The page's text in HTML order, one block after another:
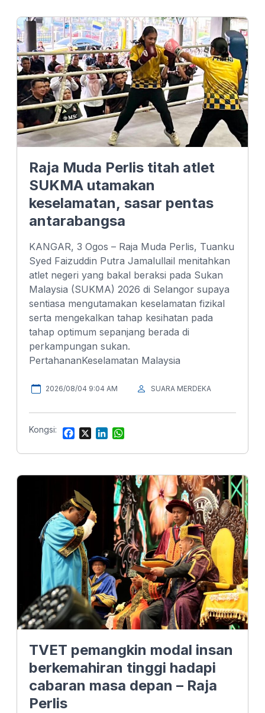
b
o
o
k
e
d
I
n
s
A
p
p
Raja Muda Perlis titah atlet
SUKMA utamakan
keselamatan, sasar pentas
antarabangsa
KANGAR, 3 Ogos – Raja Muda Perlis, Tuanku
Syed Faizuddin Putra Jamalullail menitahkan
atlet negeri yang bakal beraksi pada Sukan
Malaysia (SUKMA) 2026 di Selangor supaya
sentiasa mengutamakan keselamatan fizikal
serta mengekalkan tahap kesihatan pada
tahap optimum sepanjang berada di
perkampungan sukan.
PertahananKeselamatan Malaysia
2026/08/04 9:04 AM SUARA MERDEKA
Kongsi:
c
o
o
k
n
d
a
s
A
p
p
TVET pemangkin modal insan
berkemahiran tinggi hadapi
cabaran masa depan – Raja
Perlis